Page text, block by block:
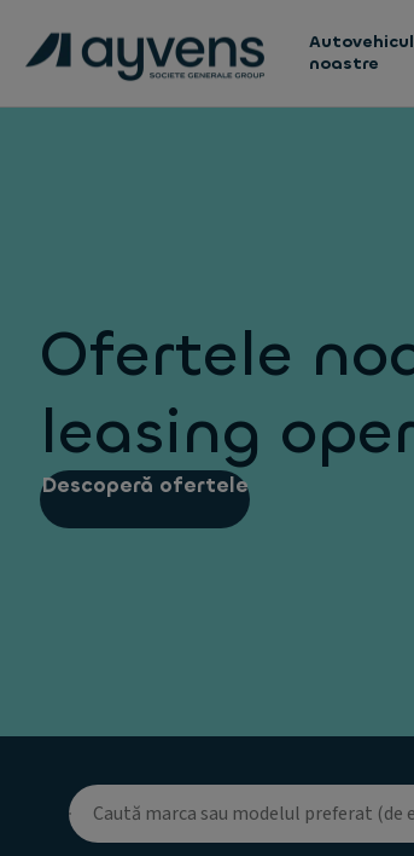
noastre
Ofertele
leasing
Descoperă ofertele